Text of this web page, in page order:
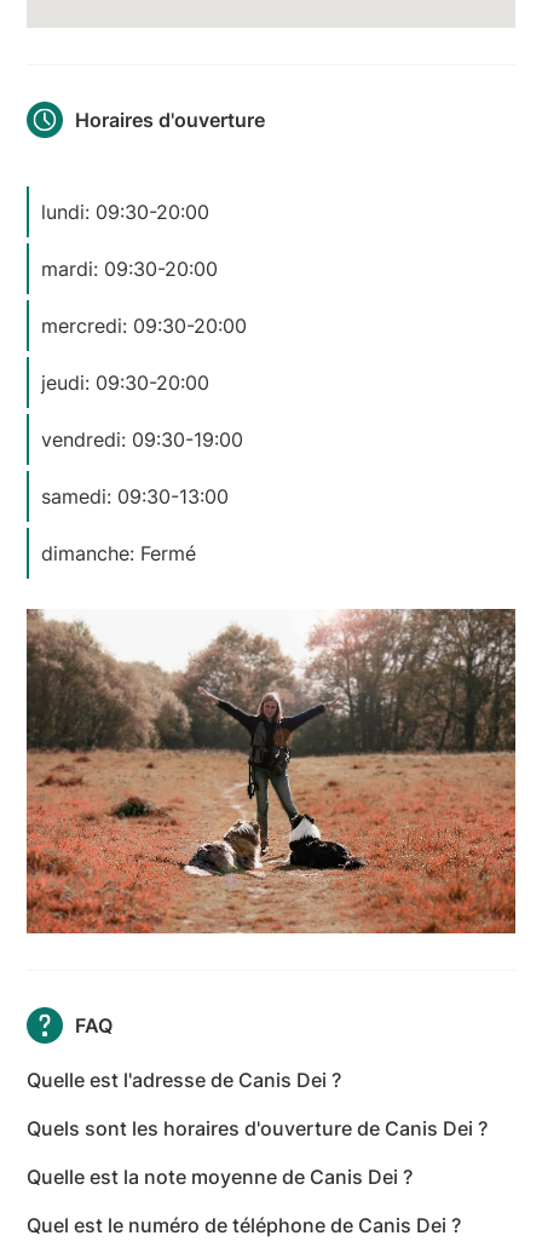
Horaires d'ouverture
lundi: 09:30-20:00
mardi: 09:30-20:00
mercredi: 09:30-20:00
jeudi: 09:30-20:00
vendredi: 09:30-19:00
samedi: 09:30-13:00
dimanche: Fermé
FAQ
Quelle est l'adresse de Canis Dei ?
Adainville - Yvelines
Quels sont les horaires d'ouverture de Canis Dei ?
suivants : lundi: 09:30-20:00 - mardi: 09:30-20:00 -
mercredi: 09:30-20:00 - jeudi: 09:30-20:00 -
vendredi: 09:30-19:00 - samedi: 09:30-13:00 -
Quelle est la note moyenne de Canis Dei ?
5 sur 5.
Quel est le numéro de téléphone de Canis Dei ?